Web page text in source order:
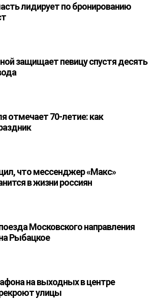
лидирует по бронированию
защищает певицу спустя десять
отмечает 70-летие: как
что мессенджер «Макс»
в жизни россиян
Московского направления
Рыбацкое
на выходных в центре
улицы